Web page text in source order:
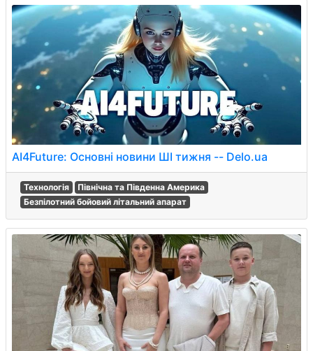
AI4Future: Основні новини ШІ тижня -- Delo.ua
Технологія
Північна та Південна Америка
Безпілотний бойовий літальний апарат